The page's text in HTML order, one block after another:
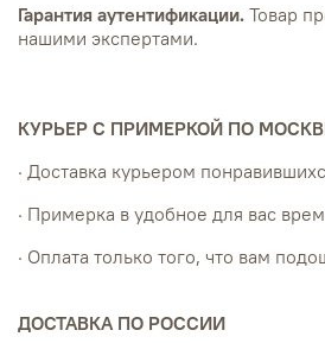
Гарантия аутентификации. Товар
нашими экспертами.
КУРЬЕР С ПРИМЕРКОЙ ПО
· Доставка курьером
· Примерка в удобное для вас
· Оплата только того, что вам
ДОСТАВКА ПО РОССИИ